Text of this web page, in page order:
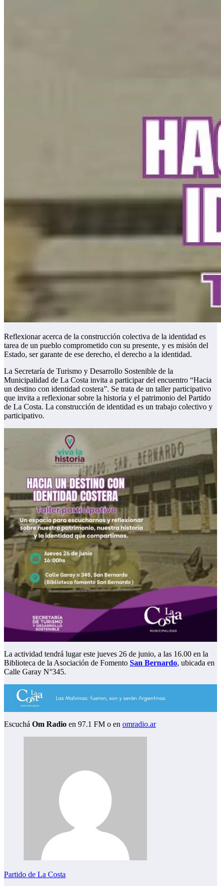
Reflexionar acerca de la construcción colectiva de la identidad es
tarea de un pueblo comprometido con su presente, y es misión del
Estado, ser garante de ese derecho, el derecho a la identidad.
La Secretaría de Turismo y Desarrollo Sostenible de la
Municipalidad de La Costa invita a participar del encuentro “Hacia
un destino con identidad costera”. Se trata de un taller participativo
que invita a reflexionar sobre la historia y el patrimonio del Partido
de La Costa. La construcción de identidad es un trabajo colectivo y
participativo.
La actividad tendrá lugar este jueves 26 de junio, a las 16.00 en la
Biblioteca de la Asociación de Fomento San Bernardo, ubicada en
Calle Garay N°345.
Escuchá Om Radio en 97.1 FM o en omradio.ar
Partido de La Costa